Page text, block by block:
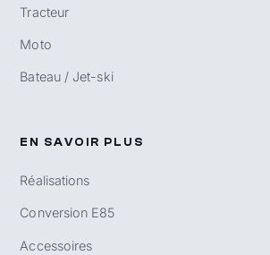
Tracteur
Moto
Bateau / Jet-ski
EN SAVOIR PLUS
Réalisations
Conversion E85
Accessoires